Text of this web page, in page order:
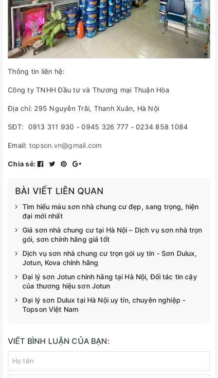
Thông tin liên hệ:
Công ty TNHH Đầu tư và Thương mại Thuận Hòa
Địa chỉ: 295 Nguyễn Trãi, Thanh Xuân, Hà Nội
SĐT: 0913 311 930 - 0945 326 777 - 0234 858 1084
Email: topson.vn@gmail.com
Chia sẻ:
BÀI VIẾT LIÊN QUAN
Tìm hiểu màu sơn nhà chung cư đẹp, sang trọng, hiện
đại mới nhất
Giá sơn nhà chung cư tại Hà Nội – Dịch vụ sơn nhà trọn
gói, sơn chính hãng giá tốt
Dịch vụ sơn nhà chung cư trọn gói uy tín - Sơn Dulux,
Jotun, Kova chính hãng
Đại lý sơn Jotun chính hãng tại Hà Nội, Đối tác tin cậy
của thương hiệu sơn Jotun
Đại lý sơn Dulux tại Hà Nội uy tín, chuyên nghiệp -
Topson Việt Nam
VIẾT BÌNH LUẬN CỦA BẠN: